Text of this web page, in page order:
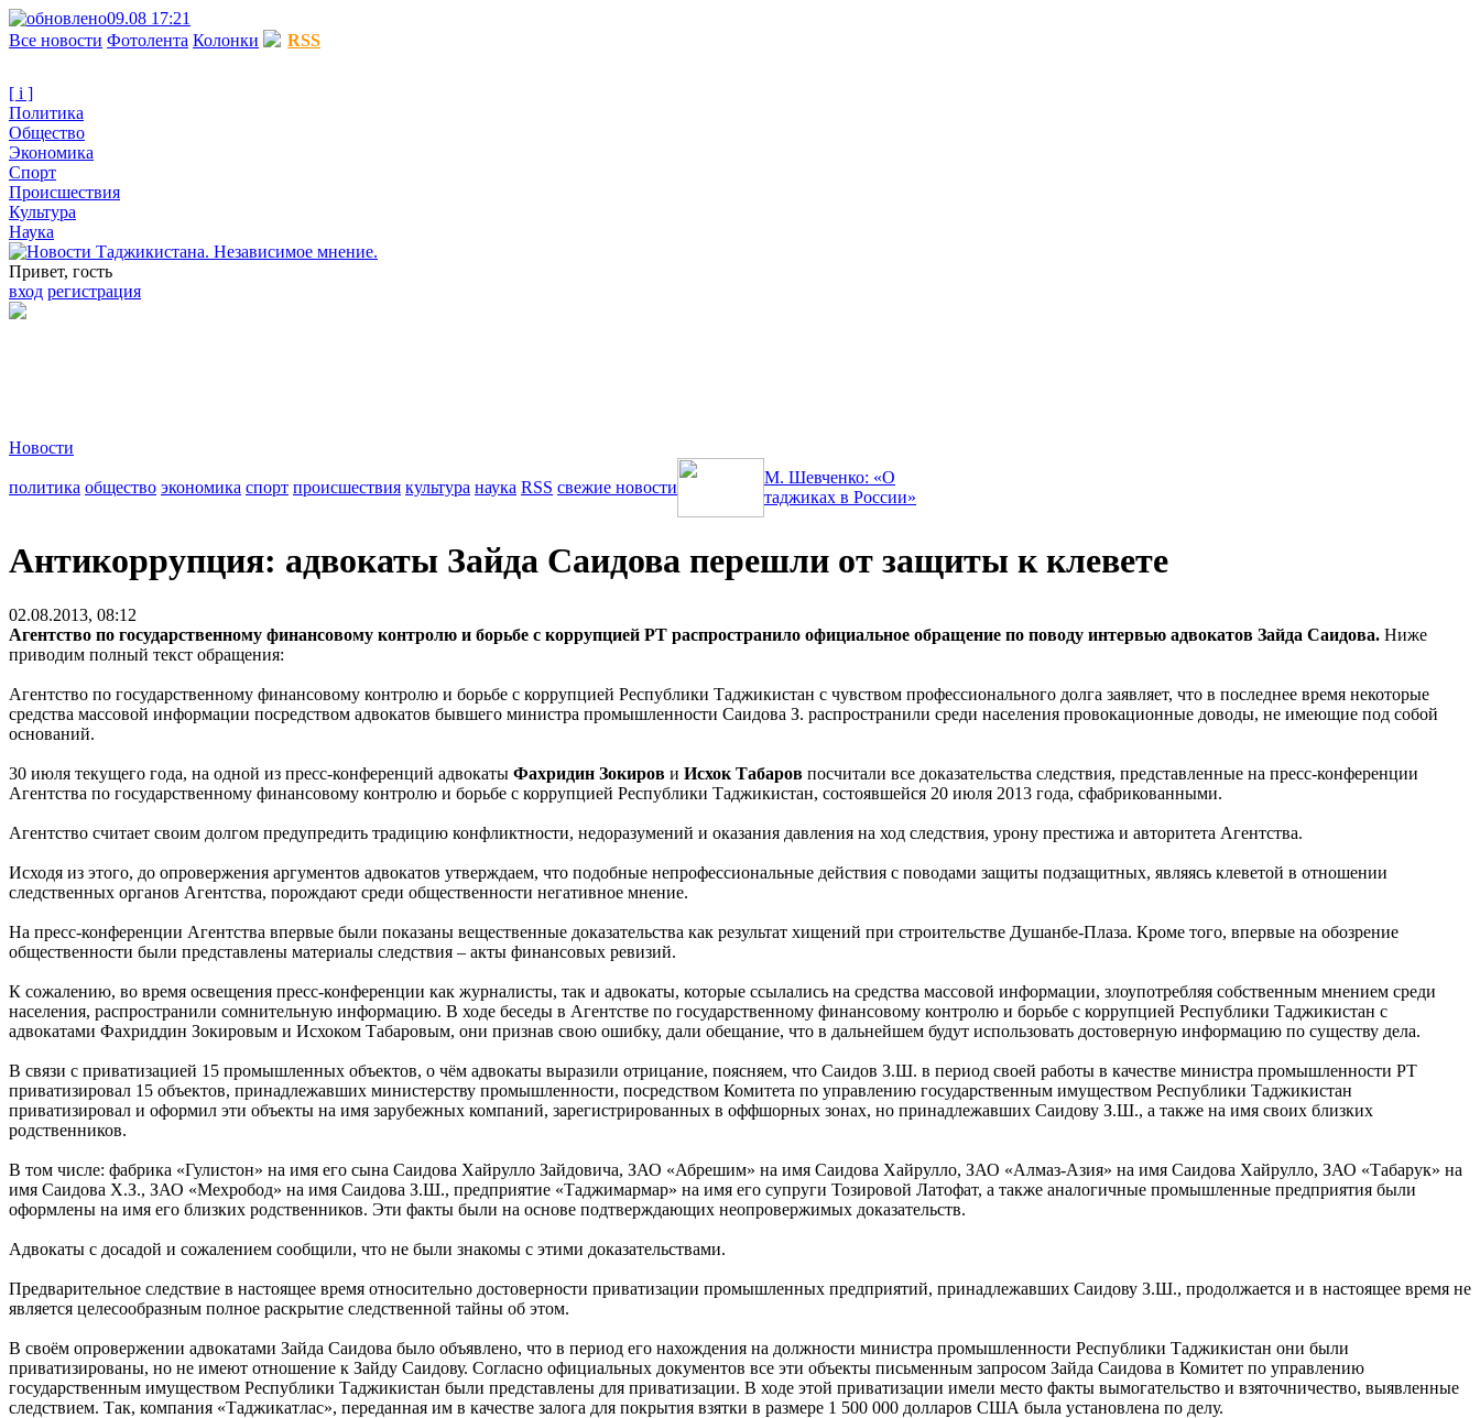
09.08 17:21
Все новости Фотолента Колонки RSS
[ i ]
Политика
Общество
Экономика
Спорт
Происшествия
Культура
Наука
Привет, гость
вход регистрация
Новости
политика общество экономика спорт происшествия культура наука RSS свежие новости
М. Шевченко: «О
таджиках в России»
Антикоррупция: адвокаты Зайда Саидова перешли от защиты к клевете
02.08.2013, 08:12
Агентство по государственному финансовому контролю и борьбе с коррупцией РТ распространило официальное обращение по поводу интервью адвокатов Зайда Саидова. Ниже
приводим полный текст обращения:
Агентство по государственному финансовому контролю и борьбе с коррупцией Республики Таджикистан с чувством профессионального долга заявляет, что в последнее время некоторые
средства массовой информации посредством адвокатов бывшего министра промышленности Саидова З. распространили среди населения провокационные доводы, не имеющие под собой
оснований.
30 июля текущего года, на одной из пресс-конференций адвокаты Фахридин Зокиров и Исхок Табаров посчитали все доказательства следствия, представленные на пресс-конференции
Агентства по государственному финансовому контролю и борьбе с коррупцией Республики Таджикистан, состоявшейся 20 июля 2013 года, сфабрикованными.
Агентство считает своим долгом предупредить традицию конфликтности, недоразумений и оказания давления на ход следствия, урону престижа и авторитета Агентства.
Исходя из этого, до опровержения аргументов адвокатов утверждаем, что подобные непрофессиональные действия с поводами защиты подзащитных, являясь клеветой в отношении
следственных органов Агентства, порождают среди общественности негативное мнение.
На пресс-конференции Агентства впервые были показаны вещественные доказательства как результат хищений при строительстве Душанбе-Плаза. Кроме того, впервые на обозрение
общественности были представлены материалы следствия – акты финансовых ревизий.
К сожалению, во время освещения пресс-конференции как журналисты, так и адвокаты, которые ссылались на средства массовой информации, злоупотребляя собственным мнением среди
населения, распространили сомнительную информацию. В ходе беседы в Агентстве по государственному финансовому контролю и борьбе с коррупцией Республики Таджикистан с
адвокатами Фахриддин Зокировым и Исхоком Табаровым, они признав свою ошибку, дали обещание, что в дальнейшем будут использовать достоверную информацию по существу дела.
В связи с приватизацией 15 промышленных объектов, о чём адвокаты выразили отрицание, поясняем, что Саидов З.Ш. в период своей работы в качестве министра промышленности РТ
приватизировал 15 объектов, принадлежавших министерству промышленности, посредством Комитета по управлению государственным имуществом Республики Таджикистан
приватизировал и оформил эти объекты на имя зарубежных компаний, зарегистрированных в оффшорных зонах, но принадлежавших Саидову З.Ш., а также на имя своих близких
родственников.
В том числе: фабрика «Гулистон» на имя его сына Саидова Хайрулло Зайдовича, ЗАО «Абрешим» на имя Саидова Хайрулло, ЗАО «Алмаз-Азия» на имя Саидова Хайрулло, ЗАО «Табарук» на
имя Саидова Х.З., ЗАО «Мехробод» на имя Саидова З.Ш., предприятие «Таджимармар» на имя его супруги Тозировой Латофат, а также аналогичные промышленные предприятия были
оформлены на имя его близких родственников. Эти факты были на основе подтверждающих неопровержимых доказательств.
Адвокаты с досадой и сожалением сообщили, что не были знакомы с этими доказательствами.
Предварительное следствие в настоящее время относительно достоверности приватизации промышленных предприятий, принадлежавших Саидову З.Ш., продолжается и в настоящее время не
является целесообразным полное раскрытие следственной тайны об этом.
В своём опровержении адвокатами Зайда Саидова было объявлено, что в период его нахождения на должности министра промышленности Республики Таджикистан они были
приватизированы, но не имеют отношение к Зайду Саидову. Согласно официальных документов все эти объекты письменным запросом Зайда Саидова в Комитет по управлению
государственным имуществом Республики Таджикистан были представлены для приватизации. В ходе этой приватизации имели место факты вымогательство и взяточничество, выявленные
следствием. Так, компания «Таджикатлас», переданная им в качестве залога для покрытия взятки в размере 1 500 000 долларов США была установлена по делу.